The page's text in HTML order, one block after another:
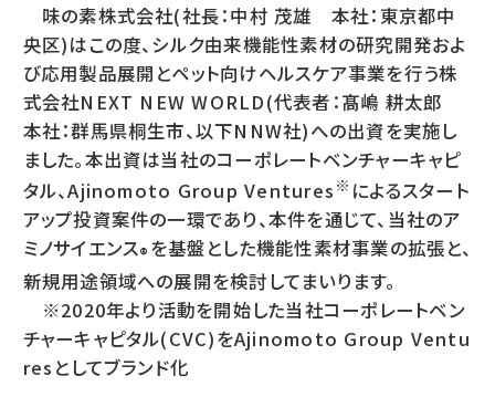
味の素株式会社(社長：中村 茂雄 本社：東京都中
央区)はこの度、シルク由来機能性素材の研究開発およ
び応用製品展開とペット向けヘルスケア事業を行う株
式会社NEXT NEW WORLD(代表者：髙嶋 耕太郎
本社：群馬県桐生市、以下NNW社)への出資を実施し
ました。本出資は当社のコーポレートベンチャーキャピ
タル、Ajinomoto Group Ventures ※ によるスタート
アップ投資案件の一環であり、本件を通じて、当社のア
ミノサイエンス® を基盤とした機能性素材事業の拡張と、
新規用途領域への展開を検討してまいります。
※2020年より活動を開始した当社コーポレートベン
チャーキャピタル(CVC)をAjinomoto Group Ventu
resとしてブランド化